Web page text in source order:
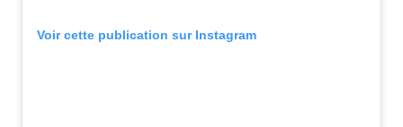
Voir cette publication sur Instagram